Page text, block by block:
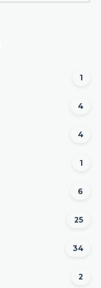
1
4
4
1
6
25
34
2